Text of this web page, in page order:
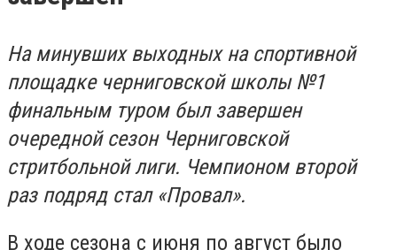
На минувших выходных на спортивной
площадке черниговской школы №1
финальным туром был завершен
очередной сезон Черниговской
стритбольной лиги. Чемпионом второй
раз подряд стал «Провал».
В ходе сезона с июня по август было